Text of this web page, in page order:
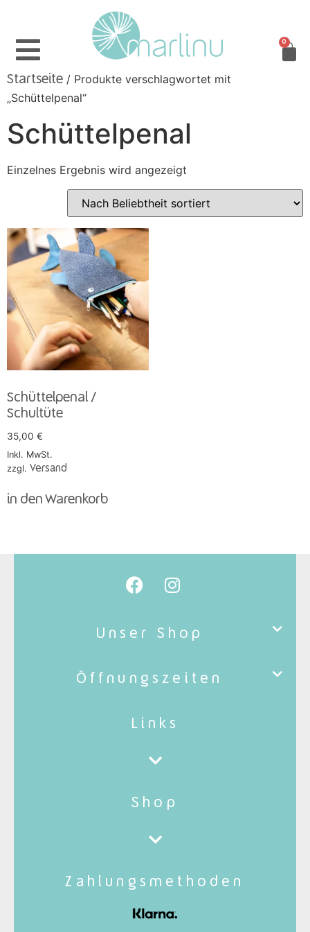
0
Startseite / Produkte verschlagwortet mit
„Schüttelpenal“
Schüttelpenal
Einzelnes Ergebnis wird angezeigt
Schüttelpenal /
Schultüte
35,00 €
Inkl. MwSt.
zzgl. Versand
in den Warenkorb
Unser Shop
Öffnungszeiten
Links
Shop
Zahlungsmethoden